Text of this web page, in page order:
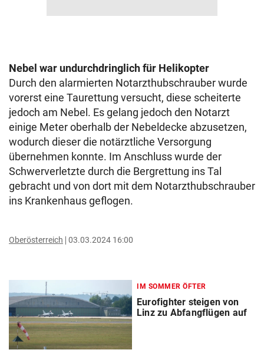
Nebel war undurchdringlich für Helikopter
Durch den alarmierten Notarzthubschrauber wurde
vorerst eine Taurettung versucht, diese scheiterte
jedoch am Nebel. Es gelang jedoch den Notarzt
einige Meter oberhalb der Nebeldecke abzusetzen,
wodurch dieser die notärztliche Versorgung
übernehmen konnte. Im Anschluss wurde der
Schwerverletzte durch die Bergrettung ins Tal
gebracht und von dort mit dem Notarzthubschrauber
ins Krankenhaus geflogen.
Oberösterreich 03.03.2024 16:00
IM SOMMER ÖFTER
Eurofighter steigen von
Linz zu Abfangflügen auf